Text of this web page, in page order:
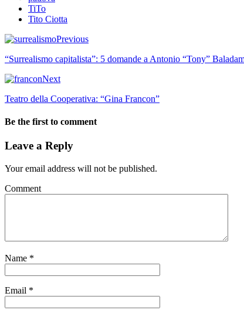
TiTo
Tito Ciotta
Previous
“Surrealismo capitalista”: 5 domande a Antonio “Tony”
Next
Teatro della Cooperativa: “Gina Francon”
Be the first to comment
Leave a Reply
Your email address will not be published.
Comment
Name *
Email *